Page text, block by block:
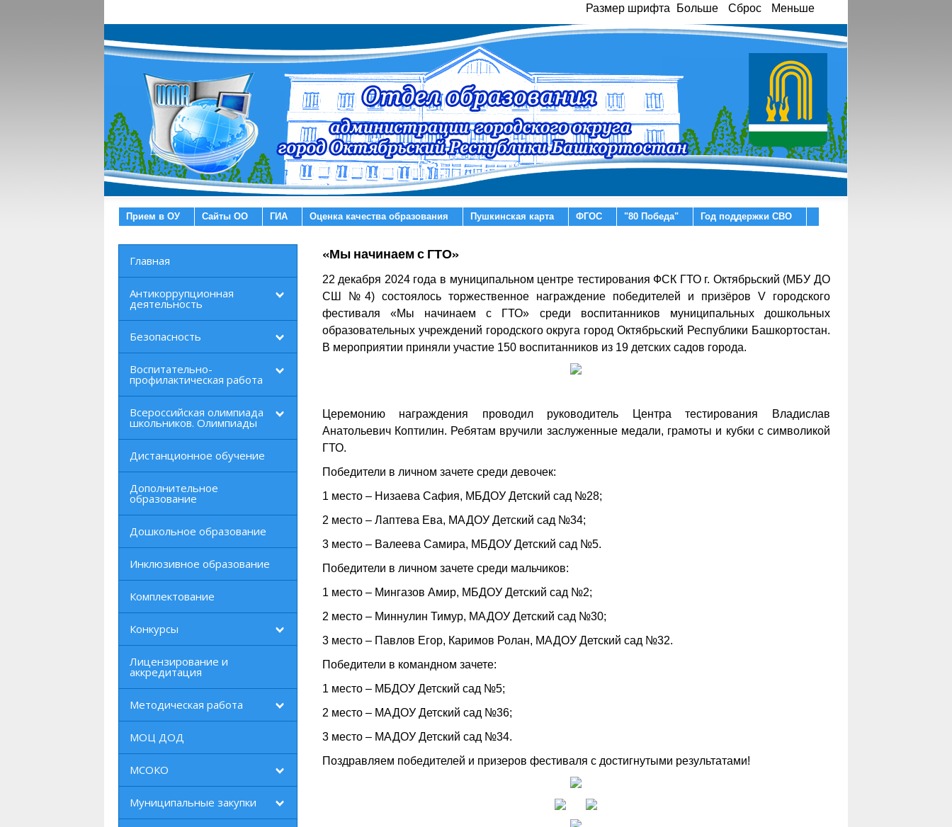
Размер шрифта Больше Сброс Меньше
Прием в ОУ Сайты ОО ГИА Оценка качества образования Пушкинская карта ФГОС "80 Победа" Год поддержки СВО
Главная
Антикоррупционная
деятельность
Безопасность
Воспитательно-
профилактическая работа
Всероссийская олимпиада
школьников. Олимпиады
Дистанционное обучение
Дополнительное
образование
Дошкольное образование
Инклюзивное образование
Комплектование
Конкурсы
Лицензирование и
аккредитация
Методическая работа
МОЦ ДОД
МСОКО
Муниципальные закупки
«Мы начинаем с ГТО»
22 декабря 2024 года в муниципальном центре тестирования ФСК ГТО г. Октябрьский (МБУ ДО
СШ №4) состоялось торжественное награждение победителей и призёров V городского
фестиваля «Мы начинаем с ГТО» среди воспитанников муниципальных дошкольных
образовательных учреждений городского округа город Октябрьский Республики Башкортостан.
В мероприятии приняли участие 150 воспитанников из 19 детских садов города.
Церемонию награждения проводил руководитель Центра тестирования Владислав
Анатольевич Коптилин. Ребятам вручили заслуженные медали, грамоты и кубки с символикой
ГТО.
Победители в личном зачете среди девочек:
1 место – Низаева Сафия, МБДОУ Детский сад №28;
2 место – Лаптева Ева, МАДОУ Детский сад №34;
3 место – Валеева Самира, МБДОУ Детский сад №5.
Победители в личном зачете среди мальчиков:
1 место – Мингазов Амир, МБДОУ Детский сад №2;
2 место – Миннулин Тимур, МАДОУ Детский сад №30;
3 место – Павлов Егор, Каримов Ролан, МАДОУ Детский сад №32.
Победители в командном зачете:
1 место – МБДОУ Детский сад №5;
2 место – МАДОУ Детский сад №36;
3 место – МАДОУ Детский сад №34.
Поздравляем победителей и призеров фестиваля с достигнутыми результатами!